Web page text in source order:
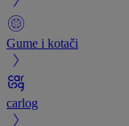
Gume i kotači
carlog